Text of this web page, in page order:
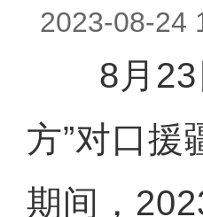
2023-08-24
8月23日
方”对口援
期间，